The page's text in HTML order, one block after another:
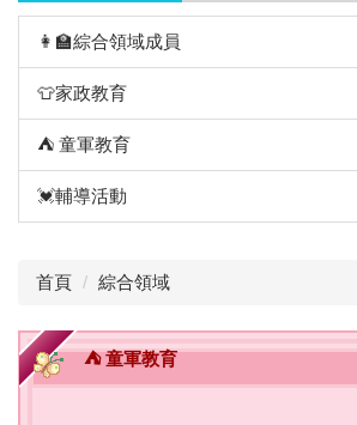
👩‍🏫綜合領域成員
👕家政教育
⛺️ 童軍教育
💓輔導活動
首頁 綜合領域
⛺️ 童軍教育